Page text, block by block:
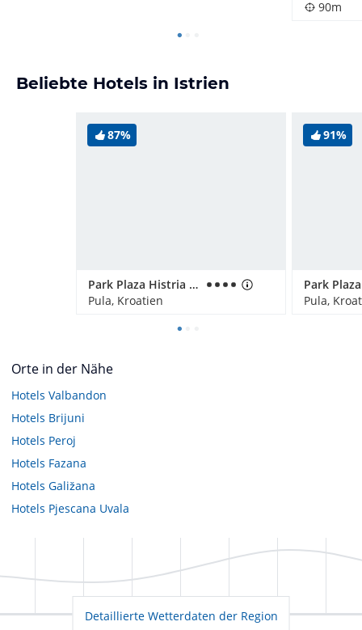
90m
Beliebte Hotels in Istrien
87%
Park Plaza Histria Pula
Pula, Kroatien
91%
Pula,
Orte in der Nähe
Hotels Valbandon
Hotels Brijuni
Hotels Peroj
Hotels Fazana
Hotels Galižana
Hotels Pjescana Uvala
Detaillierte Wetterdaten der Region